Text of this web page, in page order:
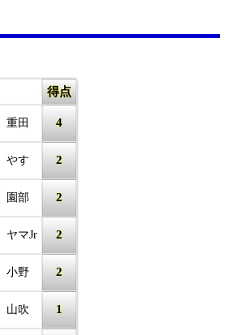
得点
重田 4
やす 2
園部 2
ヤマJr 2
小野 2
山吹 1